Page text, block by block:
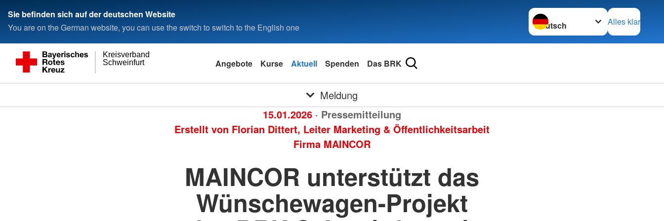
Sie befinden sich auf der deutschen Website
You are on the German website, you can use the switch to switch to the English one
Sprache wechseln zu
Alles klar
Schweinfurt
Kreisverband
Angebote Kurse Aktuell Spenden Das BRK
Meldung
15.01.2026 · Pressemitteilung
Erstellt von Florian Dittert, Leiter Marketing & Öffentlichkeitsarbeit
Firma MAINCOR
MAINCOR unterstützt das
Wünschewagen-Projekt